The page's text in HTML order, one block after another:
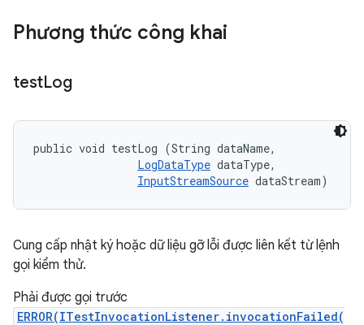
Phương thức công khai
testLog
public void testLog (String dataName,
LogDataType dataType,
InputStreamSource dataStream)
Cung cấp nhật ký hoặc dữ liệu gỡ lỗi được liên kết từ lệnh
gọi kiểm thử.
Phải được gọi trước
ERROR(ITestInvocationListener.invocationFailed(